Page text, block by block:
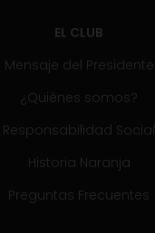
EL CLUB
Mensaje del Presidente
¿Quiénes somos?
Responsabilidad Social
Historia Naranja
Preguntas Frecuentes